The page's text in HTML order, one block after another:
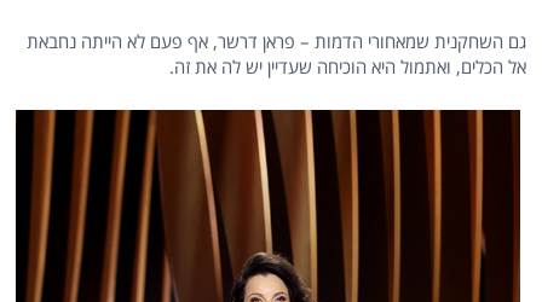
גם השחקנית שמאחורי הדמות – פראן דרשר, אף פעם לא הייתה נחבאת
אל הכלים, ואתמול היא הוכיחה שעדיין יש לה את זה.